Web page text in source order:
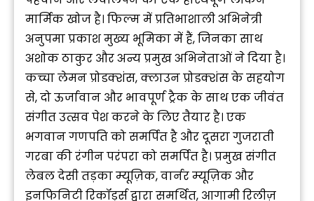
मार्मिक खोज है। फिल्म में प्रतिभाशाली अभिनेत्री
अनुपमा प्रकाश मुख्य भूमिका में हैं, जिनका साथ
अशोक ठाकुर और अन्य प्रमुख अभिनेताओं ने दिया है।
कच्चा लेमन प्रोडक्शंस, क्लाउन प्रोडक्शंस के सहयोग
से, दो ऊर्जावान और भावपूर्ण ट्रैक के साथ एक जीवंत
संगीत उत्सव पेश करने के लिए तैयार है। एक
भगवान गणपति को समर्पित है और दूसरा गुजराती
गरबा की रंगीन परंपरा को समर्पित है। प्रमुख संगीत
लेबल देसी तड़का म्यूज़िक, वार्नर म्यूज़िक और
इनफिनिटी रिकॉर्ड्स द्वारा समर्थित, आगामी रिलीज़